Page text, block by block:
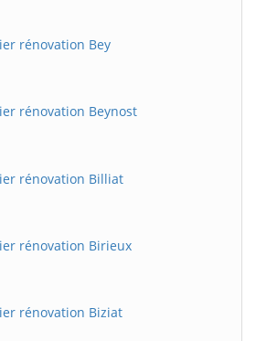
rénovation Bey
rénovation Beynost
rénovation Billiat
rénovation Birieux
rénovation Biziat